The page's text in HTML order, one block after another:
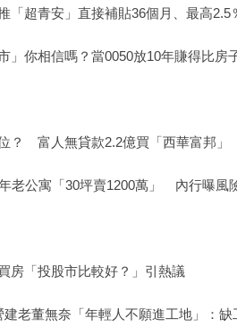
「超青安」直接補貼36個月、最高2.5
」你相信嗎？當0050放10年賺得比
？ 富人無貸款2.2億買「西華富邦」
老公寓「30坪賣1200萬」 內行曝風
「投股市比較好？」引熱議
建老董無奈「年輕人不願進工地」：